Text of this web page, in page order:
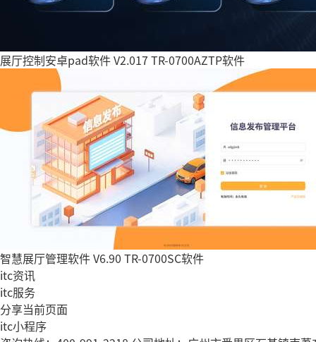
展厅控制安卓pad软件 V2.017 TR-0700AZTP软件
智慧展厅管理软件 V6.90 TR-0700SC软件
itc资讯
itc服务
分享当前页面
itc小程序